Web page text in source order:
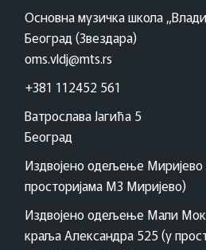
Основна музичка школа
Београд (Звездара)
oms.vldj@mts.rs
+381 112452 561
Ватрослава Јагића 5
Београд
Издвојено одељење
просторијама МЗ Миријево)
Издвојено одељење Мали
краља Александра 525 (у